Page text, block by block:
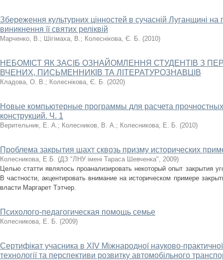
Збереження культурних цінностей в сучасній Луганщині на
виникнення її святих реліквій
Марченко, В.; Шігімаха, В.; Колеснікова, Є. Б. (2010)
НЕБОМІСТ ЯК ЗАСІБ ОЗНАЙОМЛЕННЯ СТУДЕНТІВ З
ВЧЕНИХ, ПИСЬМЕННИКІВ ТА ЛІТЕРАТУРОЗНАВЦІВ
Кладова, О. В.; Колеснікова, Є. Б. (2020)
Новые компьютерные программы для расчета
конструкций. Ч. 1
Верительник, Е. А.; Колесников, В. А.; Колесникова, Е. Б. (2010)
Проблема закрытия шахт сквозь призму исторических
Колесникова, Е.Б. (ДЗ "ЛНУ імені Тараса Шевченка", 2009)
Целью статти являлось проанализировать некоторый опыт закрытия
В частности, акцентировать внимание на историческом примере
власти Маргарет Тэтчер.
Психолого-педагогическая помощь семье
Колесникова, Е. Б. (2009)
Сертифікат учасника в ХІV Міжнародної науково-
технології та перспективи розвитку автомобільного